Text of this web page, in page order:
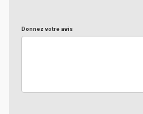
Donnez votre avis